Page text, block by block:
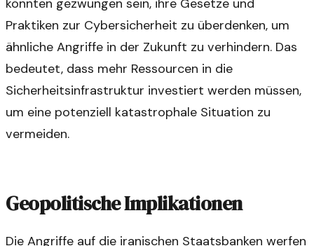
könnten gezwungen sein, ihre Gesetze und
Praktiken zur Cybersicherheit zu überdenken, um
ähnliche Angriffe in der Zukunft zu verhindern. Das
bedeutet, dass mehr Ressourcen in die
Sicherheitsinfrastruktur investiert werden müssen,
um eine potenziell katastrophale Situation zu
vermeiden.
Geopolitische Implikationen
Die Angriffe auf die iranischen Staatsbanken werfen